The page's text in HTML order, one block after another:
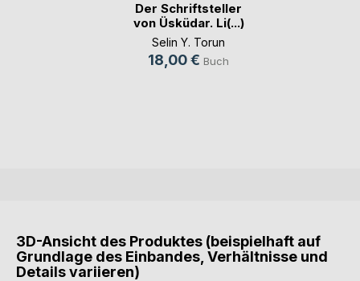
Der Schriftsteller
von Üsküdar. Li(...)
Selin Y. Torun
18,00 € Buch
3D-Ansicht des Produktes (beispielhaft auf
Grundlage des Einbandes, Verhältnisse und
Details variieren)